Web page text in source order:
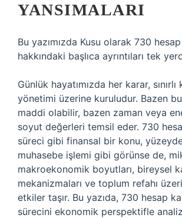
YANSIMALARI
Bu yazımızda Kusu olarak 730 hesap
hakkındaki başlıca ayrıntıları tek
Günlük hayatımızda her karar, sınırlı
yönetimi üzerine kuruludur. Bazen
maddi olabilir, bazen zaman veya
soyut değerleri temsil eder. 730
süreci gibi finansal bir konu,
muhasebe işlemi gibi görünse de,
makroekonomik boyutları, bireysel
mekanizmaları ve toplum refahı
etkiler taşır. Bu yazıda, 730 hesap
sürecini ekonomik perspektifle